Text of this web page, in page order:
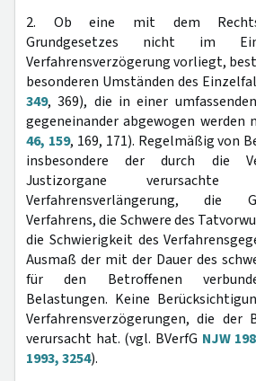
2. Ob eine mit dem
Grundgesetzes nicht im
Verfahrensverzögerung vorliegt,
besonderen Umständen des
349, 369), die in einer
gegeneinander abgewogen werden
46, 159, 169, 171). Regelmäßig von
insbesondere der durch die
Justizorgane
Verfahrensverlängerung, die
Verfahrens, die Schwere des
die Schwierigkeit des
Ausmaß der mit der Dauer des
für den Betroffenen
Belastungen. Keine
Verfahrensverzögerungen, die der
verursacht hat. (vgl. BVerfG NJW
1993, 3254).